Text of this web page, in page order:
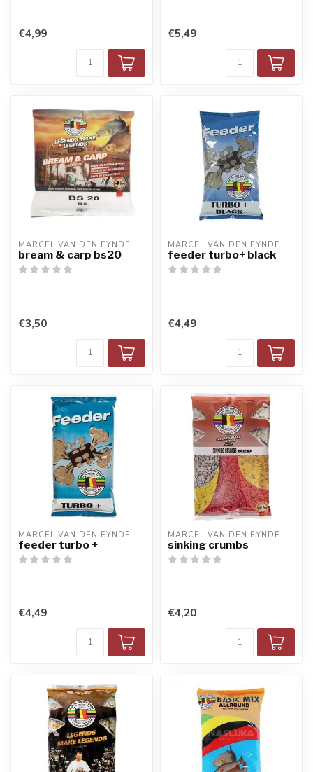
€4,99 €5,49
MARCEL VAN DEN EYNDE
bream & carp bs20
€3,50
MARCEL VAN DEN EYNDE
feeder turbo+ black
€4,49
MARCEL VAN DEN EYNDE
feeder turbo +
€4,49
MARCEL VAN DEN EYNDE
sinking crumbs
€4,20